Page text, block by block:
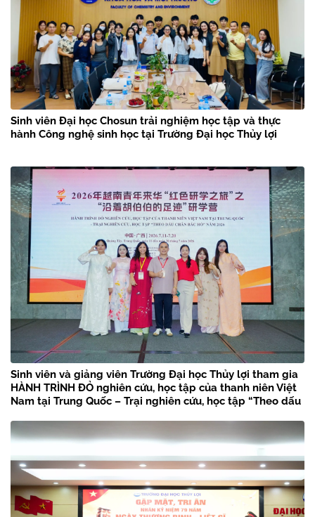
Sinh viên Đại học Chosun trải nghiệm học tập và thực
hành Công nghệ sinh học tại Trường Đại học Thủy lợi
Sinh viên và giảng viên Trường Đại học Thủy lợi tham gia
HÀNH TRÌNH ĐỎ nghiên cứu, học tập của thanh niên Việt
Nam tại Trung Quốc – Trại nghiên cứu, học tập “Theo dấu